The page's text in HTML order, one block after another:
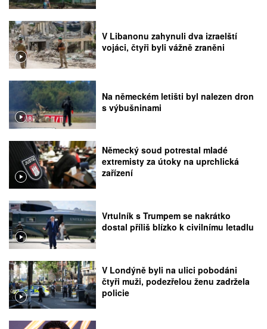
V Libanonu zahynuli dva izraelští
vojáci, čtyři byli vážně zraněni
Na německém letišti byl nalezen dron
s výbušninami
Německý soud potrestal mladé
extremisty za útoky na uprchlická
zařízení
Vrtulník s Trumpem se nakrátko
dostal příliš blízko k civilnímu letadlu
V Londýně byli na ulici pobodáni
čtyři muži, podezřelou ženu zadržela
policie